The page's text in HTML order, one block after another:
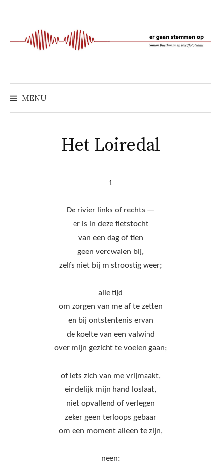
springen
MENU
Het Loiredal
1
De rivier links of rechts —
er is in deze fietstocht
van een dag of tien
geen verdwalen bij,
zelfs niet bij mistroostig weer;
alle tijd
om zorgen van me af te zetten
en bij ontstentenis ervan
de koelte van een valwind
over mijn gezicht te voelen gaan;
of iets zich van me vrijmaakt,
eindelijk mijn hand loslaat,
niet opvallend of verlegen
zeker geen terloops gebaar
om een moment alleen te zijn,
neen: